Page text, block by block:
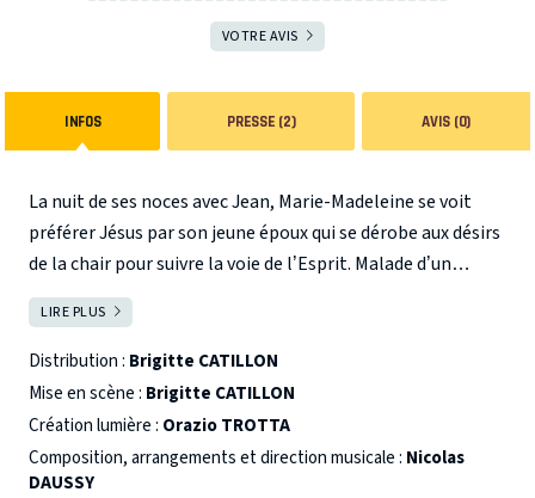
VOTRE AVIS
INFOS PRESSE (2) AVIS (0)
La nuit de ses noces avec Jean, Marie-Madeleine se voit
préférer Jésus par son jeune époux qui se dérobe aux désirs
de la chair pour suivre la voie de l’Esprit. Malade d’un
amour inassouvi, elle cherche dans les bras des hommes
une réponse au feu intérieur qui la consume. Jusqu’à
trouver en la personne de Jésus la résolution de sa quête
amoureuse. Extrait du recueilFeux
Madeleine ou le salutest un sublime hymne païen à l’amour
absolu.
LIRE PLUS
Distribution : Brigitte CATILLON
Mise en scène : Brigitte CATILLON
Création lumière : Orazio TROTTA
Composition, arrangements et direction musicale : Nicolas
DAUSSY